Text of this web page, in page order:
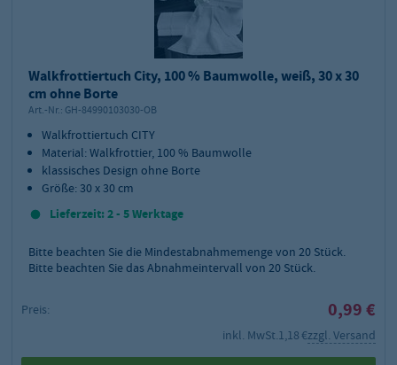
Walkfrottiertuch City, 100 % Baumwolle, weiß, 30 x 30
cm ohne Borte
Art.-Nr.: GH-84990103030-OB
Walkfrottiertuch CITY
Material: Walkfrottier, 100 % Baumwolle
klassisches Design ohne Borte
Größe: 30 x 30 cm
Lieferzeit: 2 - 5 Werktage
Bitte beachten Sie die Mindestabnahmemenge von 20 Stück.
Bitte beachten Sie das Abnahmeintervall von 20 Stück.
Preis: 0,99 €
inkl. MwSt.1,18 €zzgl. Versand